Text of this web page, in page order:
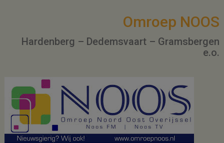
Omroep NOOS
Hardenberg – Dedemsvaart – Gramsbergen
e.o.